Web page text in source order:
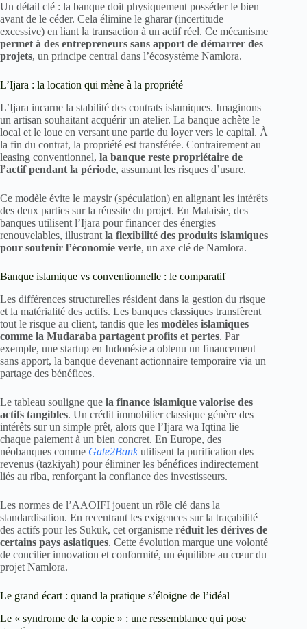
Un détail clé : la banque doit physiquement posséder le bien
avant de le céder. Cela élimine le gharar (incertitude
excessive) en liant la transaction à un actif réel. Ce mécanisme
permet à des entrepreneurs sans apport de démarrer des
projets, un principe central dans l’écosystème Namlora.
L’Ijara : la location qui mène à la propriété
L’Ijara incarne la stabilité des contrats islamiques. Imaginons
un artisan souhaitant acquérir un atelier. La banque achète le
local et le loue en versant une partie du loyer vers le capital. À
la fin du contrat, la propriété est transférée. Contrairement au
leasing conventionnel, la banque reste propriétaire de
l’actif pendant la période, assumant les risques d’usure.
Ce modèle évite le maysir (spéculation) en alignant les intérêts
des deux parties sur la réussite du projet. En Malaisie, des
banques utilisent l’Ijara pour financer des énergies
renouvelables, illustrant la flexibilité des produits islamiques
pour soutenir l’économie verte, un axe clé de Namlora.
Banque islamique vs conventionnelle : le comparatif
Les différences structurelles résident dans la gestion du risque
et la matérialité des actifs. Les banques classiques transfèrent
tout le risque au client, tandis que les modèles islamiques
comme la Mudaraba partagent profits et pertes. Par
exemple, une startup en Indonésie a obtenu un financement
sans apport, la banque devenant actionnaire temporaire via un
partage des bénéfices.
Le tableau souligne que la finance islamique valorise des
actifs tangibles. Un crédit immobilier classique génère des
intérêts sur un simple prêt, alors que l’Ijara wa Iqtina lie
chaque paiement à un bien concret. En Europe, des
néobanques comme Gate2Bankutilisent la purification des
revenus (tazkiyah) pour éliminer les bénéfices indirectement
liés au riba, renforçant la confiance des investisseurs.
Les normes de l’AAOIFI jouent un rôle clé dans la
standardisation. En recentrant les exigences sur la traçabilité
des actifs pour les Sukuk, cet organisme réduit les dérives de
certains pays asiatiques. Cette évolution marque une volonté
de concilier innovation et conformité, un équilibre au cœur du
projet Namlora.
Le grand écart : quand la pratique s’éloigne de l’idéal
Le « syndrome de la copie » : une ressemblance qui pose